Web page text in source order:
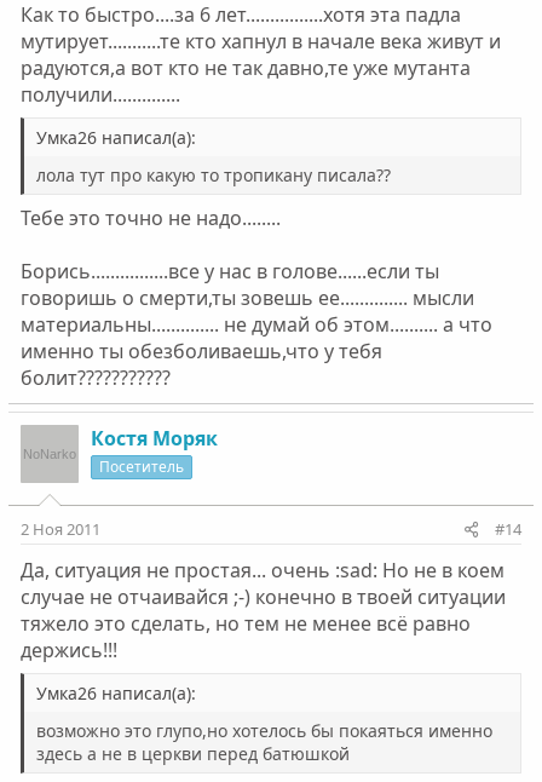
Как то быстро....за 6 лет................хотя эта падла
мутирует...........те кто хапнул в начале века живут и
радуются,а вот кто не так давно,те уже мутанта
получили..............
Умка26 написал(а):
лола тут про какую то тропикану писала??
Тебе это точно не надо........
Борись................все у нас в голове......если ты
говоришь о смерти,ты зовешь ее.............. мысли
материальны.............. не думай об этом.......... а что
именно ты обезболиваешь,что у тебя
болит???????????
Костя Моряк
Посетитель
2 Ноя 2011 #14
Да, ситуация не простая... очень :sad: Но не в коем
случае не отчаивайся ;-) конечно в твоей ситуации
тяжело это сделать, но тем не менее всё равно
держись!!!
Умка26 написал(а):
возможно это глупо,но хотелось бы покаяться именно
здесь а не в церкви перед батюшкой